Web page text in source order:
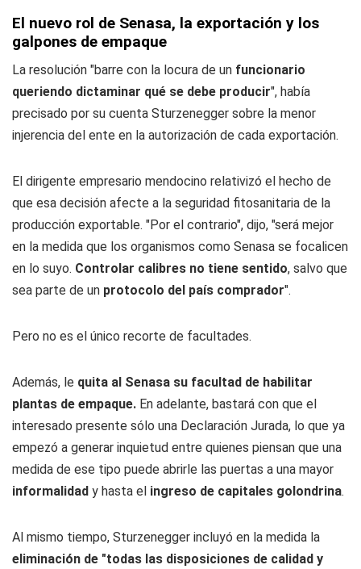
El nuevo rol de Senasa, la exportación y los
galpones de empaque
La resolución "barre con la locura de un funcionario
queriendo dictaminar qué se debe producir", había
precisado por su cuenta Sturzenegger sobre la menor
injerencia del ente en la autorización de cada exportación.
El dirigente empresario mendocino relativizó el hecho de
que esa decisión afecte a la seguridad fitosanitaria de la
producción exportable. "Por el contrario", dijo, "será mejor
en la medida que los organismos como Senasa se focalicen
en lo suyo. Controlar calibres no tiene sentido, salvo que
sea parte de un protocolo del país comprador".
Pero no es el único recorte de facultades.
Además, le quita al Senasa su facultad de habilitar
plantas de empaque. En adelante, bastará con que el
interesado presente sólo una Declaración Jurada, lo que ya
empezó a generar inquietud entre quienes piensan que una
medida de ese tipo puede abrirle las puertas a una mayor
informalidad y hasta el ingreso de capitales golondrina.
Al mismo tiempo, Sturzenegger incluyó en la medida la
eliminación de "todas las disposiciones de calidad y